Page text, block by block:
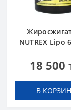
NUTREX Lipo
Concentrate
18 500
В